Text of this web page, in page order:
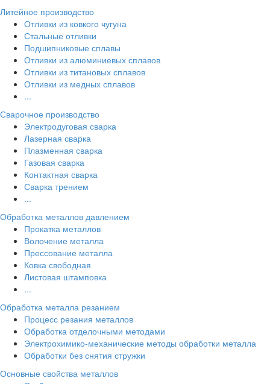
Литейное производство
Отливки из ковкого чугуна
Стальные отливки
Подшипниковые сплавы
Отливки из алюминиевых сплавов
Отливки из титановых сплавов
Отливки из медных сплавов
...
Сварочное производство
Электродуговая сварка
Лазерная сварка
Плазменная сварка
Газовая сварка
Контактная сварка
Сварка трением
...
Обработка металлов давлением
Прокатка металлов
Волочение металла
Прессование металла
Ковка свободная
Листовая штамповка
...
Обработка металла резанием
Процесс резания металлов
Обработка отделочными методами
Электрохимико-механические методы обработки металла
Обработки без снятия стружки
Основные свойства металлов